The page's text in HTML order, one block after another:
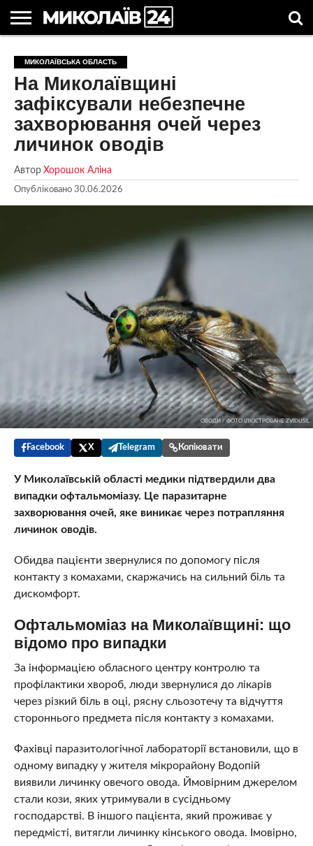
НОВИНИ
НОВИНИ
МИКОЛАЄВА
МИКОЛАЇВСЬКА
ОБЛАСТЬ
НОВИНИ
СПОРТУ
УКРАЇНА
ТА СВІТ
НОВИНИ
КОМПАНІЙ
АСТРОЛОГІЯ
СВЯТА
В
УКРАЇНІ
КОРИСНІ
СТАТТІ
МИКОЛАЇВСЬКА ОБЛАСТЬ
На Миколаївщині
зафіксували небезпечне
захворювання очей через
личинок оводів
Автор Хорошок Аліна
Опубліковано 30.06.2026
ОВОДИ / ФОТО ІЛЮСТРОВАНЕ ZVIDUSIL
Facebook X Telegram Копіювати
У Миколаївській області медики підтвердили два
випадки офтальмоміазу. Це паразитарне
захворювання очей, яке виникає через потрапляння
личинок оводів.
Обидва пацієнти звернулися по допомогу після
контакту з комахами, скаржачись на сильний біль та
дискомфорт.
Офтальмоміаз на Миколаївщині: що
відомо про випадки
За інформацією обласного центру контролю та
профілактики хвороб, люди звернулися до лікарів
через різкий біль в оці, рясну сльозотечу та відчуття
стороннього предмета після контакту з комахами.
Фахівці паразитологічної лабораторії встановили, що в
одному випадку у жителя мікрорайону Водопій
виявили личинку овечого овода. Ймовірним джерелом
стали кози, яких утримували в сусідньому
господарстві. В іншого пацієнта, який проживає у
передмісті, витягли личинку кінського овода. Імовірно,